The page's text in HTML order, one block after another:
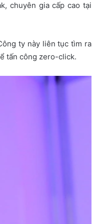
chuyên gia cấp cao tại
ty này liên tục tìm ra
tấn công zero-click.